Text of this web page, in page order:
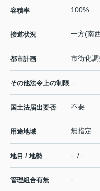
容積率 100%
接道状況 一方(南
都市計画 市街化
その他法令上の制限 -
国土法届出要否 不要
用途地域 無指定
地目 / 地勢 - / -
管理組合有無 -